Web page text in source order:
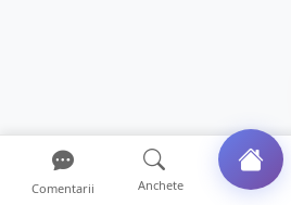
Comentarii Anchete